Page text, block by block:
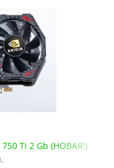
750 Ti 2 Gb (НОВАЯ!)